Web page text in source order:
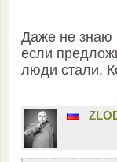
Даже не знаю
если
люди стали.